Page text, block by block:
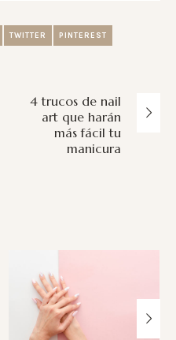
TWITTER PINTEREST
4 trucos de nail
art que harán
más fácil tu
manicura